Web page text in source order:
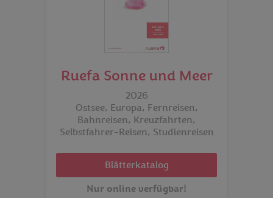
Ruefa Sonne und Meer
2026
Ostsee, Europa, Fernreisen,
Bahnreisen, Kreuzfahrten,
Selbstfahrer-Reisen, Studienreisen
Blätterkatalog
Nur online verfügbar!